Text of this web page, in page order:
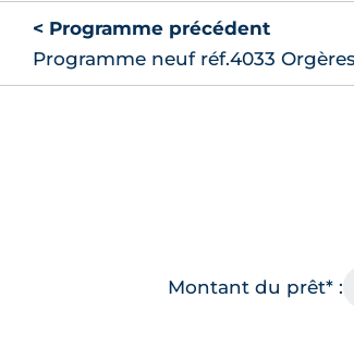
< Programme précédent
Programme neuf réf.4033 Orgères
Montant du prêt* :